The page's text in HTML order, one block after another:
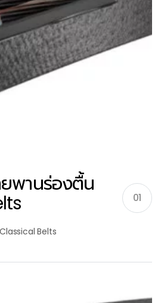
พานร่องตื้น
01
Belts